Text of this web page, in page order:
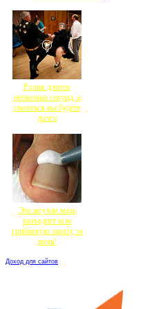
Ролик длится
несколько секунд, а
смеяться вы будете
долго
Эта жгучая мазь
разъедает всю
грибковую заразу за
ночь!
Доход для сайтов